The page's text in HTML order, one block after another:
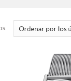
Ordenado
por